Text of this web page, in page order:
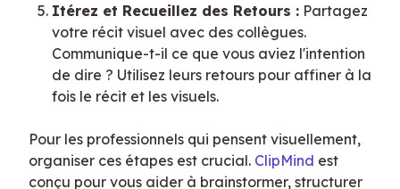
Itérez et Recueillez des Retours : Partagez
votre récit visuel avec des collègues.
Communique-t-il ce que vous aviez l'intention
de dire ? Utilisez leurs retours pour affiner à la
fois le récit et les visuels.
Pour les professionnels qui pensent visuellement,
organiser ces étapes est crucial. ClipMind est
conçu pour vous aider à brainstormer, structurer